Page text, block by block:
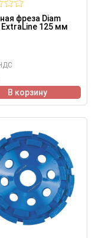
фреза Diam
ExtraLine 125 мм
В корзину